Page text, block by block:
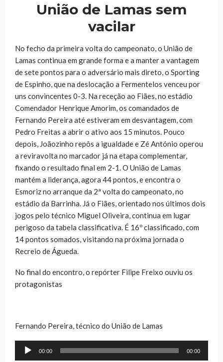
União de Lamas sem
vacilar
No fecho da primeira volta do campeonato, o União de
Lamas continua em grande forma e a manter a vantagem
de sete pontos para o adversário mais direto, o Sporting
de Espinho, que na deslocação a Fermentelos venceu por
uns convincentes 0-3. Na receção ao Fiães, no estádio
Comendador Henrique Amorim, os comandados de
Fernando Pereira até estiveram em desvantagem, com
Pedro Freitas a abrir o ativo aos 15 minutos. Pouco
depois, Joãozinho repôs a igualdade e Zé António operou
a reviravolta no marcador já na etapa complementar,
fixando o resultado final em 2-1. O União de Lamas
mantém a liderança, agora 44 pontos, e encontra o
Esmoriz no arranque da 2ª volta do campeonato, no
estádio da Barrinha. Já o Fiães, orientado nos últimos dois
jogos pelo técnico Miguel Oliveira, continua em lugar
perigoso da tabela classificativa. É 16º classificado, com
14 pontos somados, visitando na próxima jornada o
Recreio de Águeda.
No final do encontro, o repórter Filipe Freixo ouviu os
protagonistas
Fernando Pereira, técnico do União de Lamas
Reprodutor
00:00 00:00